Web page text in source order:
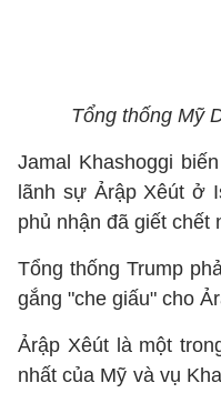
Tổng thống Mỹ
Jamal Khashoggi
lãnh sự Ảrập Xêút ở
phủ nhận đã giết chết
Tổng thống Trump
gắng "che giấu" cho
Ảrập Xêút là một
nhất của Mỹ và vụ